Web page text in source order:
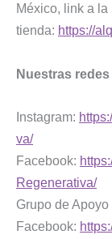
México, link a la
tienda: https://
Nuestras
Instagram:
va/
Facebook:
Regenerativa/
Grupo de
Facebook: